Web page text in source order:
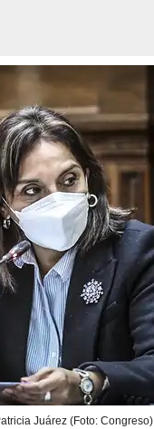
Juárez (Foto: Congreso)